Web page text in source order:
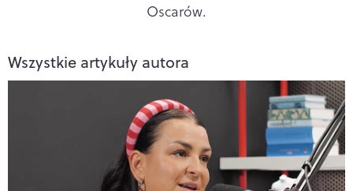
Oscarów.
Wszystkie artykuły autora